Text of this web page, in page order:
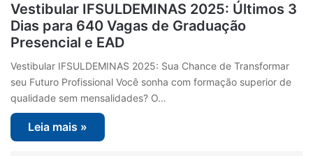
Vestibular IFSULDEMINAS 2025: Últimos 3
Dias para 640 Vagas de Graduação
Presencial e EAD
Vestibular IFSULDEMINAS 2025: Sua Chance de Transformar
seu Futuro Profissional Você sonha com formação superior de
qualidade sem mensalidades? O…
Leia mais »